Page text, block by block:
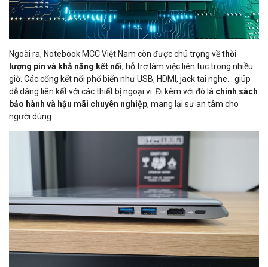
Ngoài ra, Notebook MCC Việt Nam còn được chú trọng vềthời
lượng pin và khả năng kết nối, hỗ trợ làm việc liên tục trong nhiều
giờ. Các cổng kết nối phổ biến như USB, HDMI, jack tai nghe… giúp
dễ dàng liên kết với các thiết bị ngoại vi. Đi kèm với đó là chính sách
bảo hành và hậu mãi chuyên nghiệp, mang lại sự an tâm cho
người dùng.